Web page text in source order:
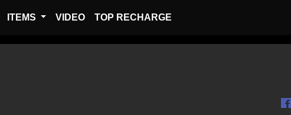
ITEMS VIDEO TOP RECHARGE